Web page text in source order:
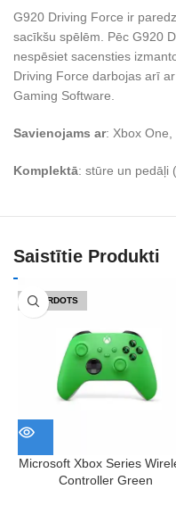
G920 Driving Force ir
sacīkšu spēlēm. Pēc G920
nespēsiet sacensties
Driving Force darbojas arī
Gaming Software.
Savienojams ar: Xbox One,
Komplektā: stūre un pedāļi
Saistītie Produkti
IZPĀRDOTS
Microsoft Xbox Series
Controller Green